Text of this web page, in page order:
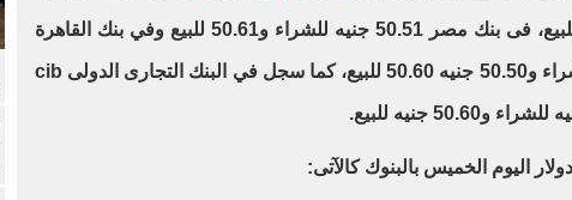
و50.60 جنيه للبيع، فى بنك مصر 50.51 جنيه للشراء و50.61 للبيع وفي بنك القاهرة
سجل جنيه للشراء و50.50 جنيه 50.60 للبيع، كما سجل في البنك التجارى الدولى cib
اليوم الخميس بالبنوك كالآتى: